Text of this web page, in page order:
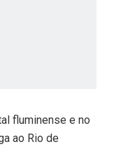
fluminense e no
ao Rio de